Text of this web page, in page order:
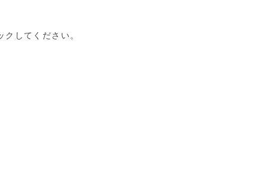
してください。